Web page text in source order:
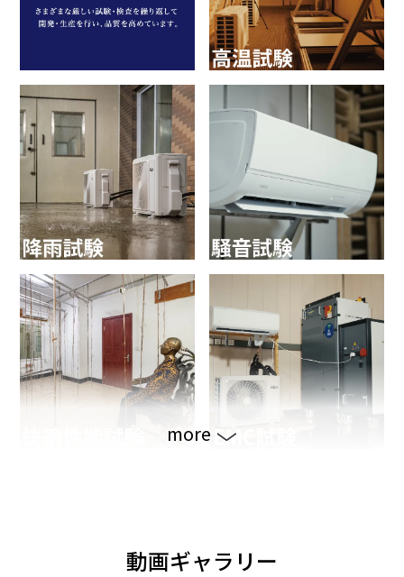
more
動画ギャラリー